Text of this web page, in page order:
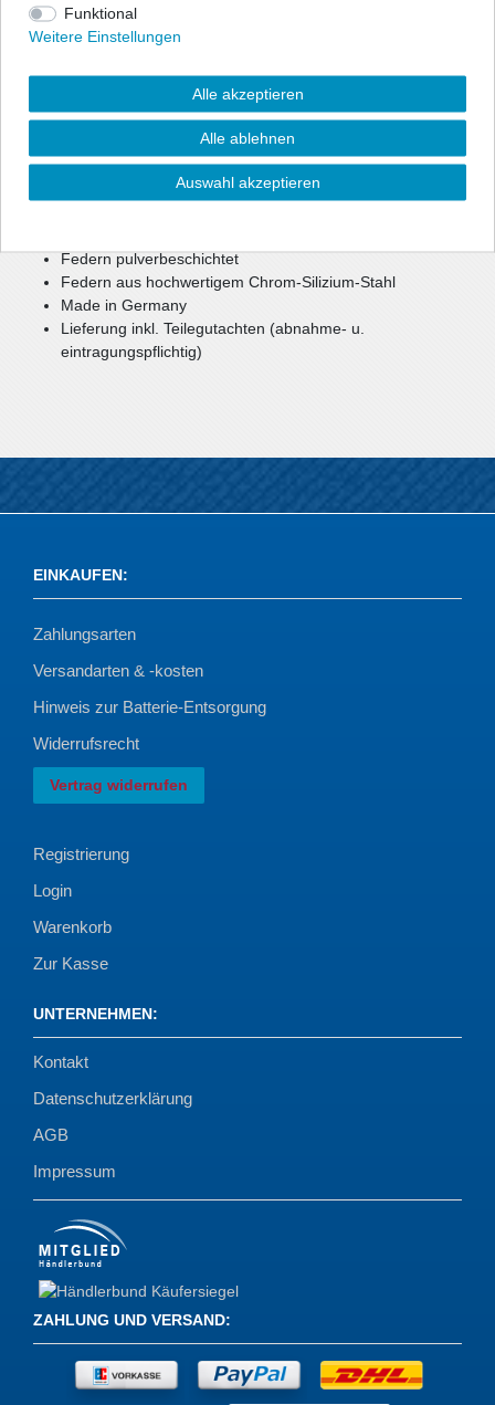
Zur optischen Reduzierung der Fahrzeughöhe bietet ap eine
preiswerte, aber dennoch hochwertige Option für mehr Agilität
Bei einer Tieferlegung bis zu ca. 40 mm können weiterhin die
Seriendämpfer verwendet werden.
Bei größerer Tieferlegung oder Keilform werden gekürzte
reduzierter Schwerpunkt
Federn pulverbeschichtet
Federn aus hochwertigem Chrom-Silizium-Stahl
Made in Germany
Lieferung inkl. Teilegutachten (abnahme- u.
eintragungspflichtig)
EINKAUFEN:
Zahlungsarten
Versandarten & -kosten
Hinweis zur Batterie-Entsorgung
Widerrufsrecht
Vertrag widerrufen
Registrierung
Login
Warenkorb
Zur Kasse
UNTERNEHMEN:
Kontakt
Datenschutzerklärung
AGB
Impressum
ZAHLUNG UND VERSAND:
Funktional
Weitere Einstellungen
Alle akzeptieren
Alle ablehnen
Auswahl akzeptieren